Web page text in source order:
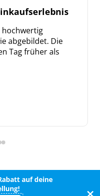
hochwertig
abgebildet. Die
Tag früher als
auf deine